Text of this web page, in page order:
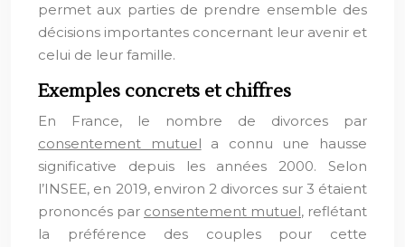
permet aux parties de prendre ensemble des
décisions importantes concernant leur avenir et
celui de leur famille.
Exemples concrets et chiffres
En France, le nombre de divorces par
consentement mutuel a connu une hausse
significative depuis les années 2000. Selon
l’INSEE, en 2019, environ 2 divorces sur 3 étaient
prononcés par consentement mutuel, reflétant
la préférence des couples pour cette